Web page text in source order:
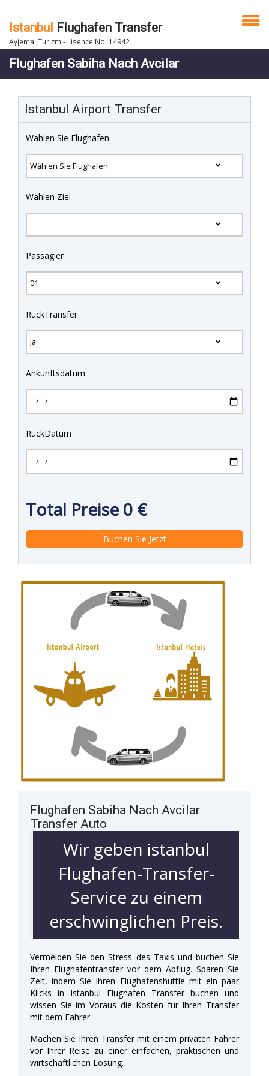
Istanbul Flughafen Transfer
Ayjemal Turizm - Lisence No: 14942
Flughafen Sabiha Nach Avcilar
Istanbul Airport Transfer
Wählen Sie Flughafen
Wählen Ziel
Passagier
RückTransfer
Ankunftsdatum
RückDatum
Total Preise0 €
Flughafen Sabiha Nach Avcilar
Transfer Auto
Wir geben istanbul
Flughafen-Transfer-
Service zu einem
erschwinglichen Preis.
Vermeiden Sie den Stress des Taxis und buchen Sie
Ihren Flughafentransfer vor dem Abflug. Sparen Sie
Zeit, indem Sie Ihren Flughafenshuttle mit ein paar
Klicks in Istanbul Flughafen Transfer buchen und
wissen Sie im Voraus die Kosten für Ihren Transfer
mit dem Fahrer.
Machen Sie Ihren Transfer mit einem privaten Fahrer
vor Ihrer Reise zu einer einfachen, praktischen und
wirtschaftlichen Lösung.